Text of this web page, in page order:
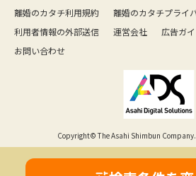
離婚のカタチ利用規約
離婚のカタチプライ
利用者情報の外部送信
運営会社
広告ガ
お問い合わせ
Copyright© The Asahi Shimbun Company.